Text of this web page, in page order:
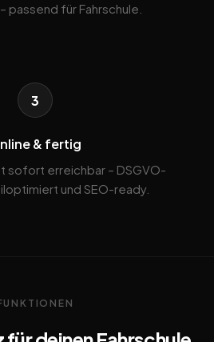
passend für Fahrschule.
3
& fertig
sofort erreichbar – DSGVO-
und SEO-ready.